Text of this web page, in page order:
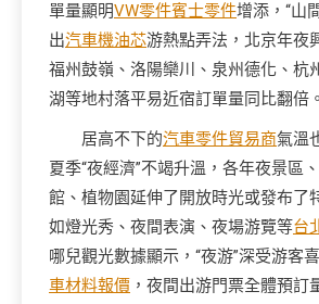
單量顯明VW零件賓士零件增添，“山
出汽車機油芯游熱點弄法，北京年夜
福州鼓嶺、洛陽欒川、泉州德化、杭
湖等地村落平易近宿訂單量同比翻倍。
居高不下的汽車零件貿易商氣溫
夏季“夜經濟”不竭升溫，各年夜景區
館、植物園延伸了開放時光或發布了
如燈光秀、夜間表演、夜場游覽等台
哪兒觀光數據顯示，“夜游”深受游客
車材料報價 ，夜間出游門票全體預訂